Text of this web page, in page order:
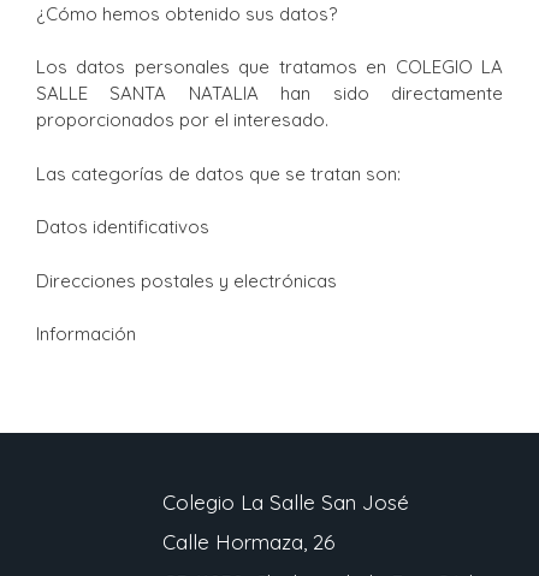
¿Cómo hemos obtenido sus datos?
Los datos personales que tratamos en COLEGIO LA
SALLE SANTA NATALIA han sido directamente
proporcionados por el interesado.
Las categorías de datos que se tratan son:
Datos identificativos
Direcciones postales y electrónicas
Información
Colegio La Salle San José
Calle Hormaza, 26